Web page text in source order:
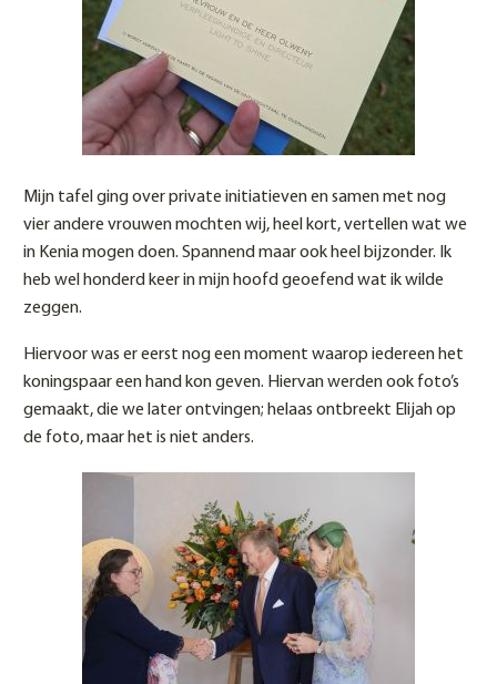
Mijn tafel ging over private initiatieven en samen met nog
vier andere vrouwen mochten wij, heel kort, vertellen wat we
in Kenia mogen doen. Spannend maar ook heel bijzonder. Ik
heb wel honderd keer in mijn hoofd geoefend wat ik wilde
zeggen.
Hiervoor was er eerst nog een moment waarop iedereen het
koningspaar een hand kon geven. Hiervan werden ook foto’s
gemaakt, die we later ontvingen; helaas ontbreekt Elijah op
de foto, maar het is niet anders.